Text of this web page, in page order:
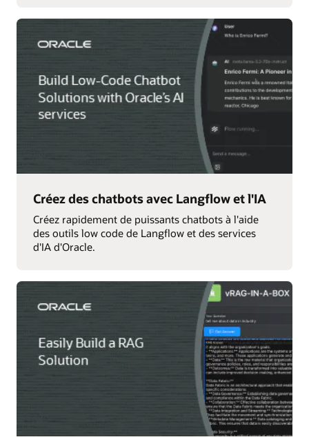
Créez des chatbots avec Langflow et l'IA
Créez rapidement de puissants chatbots à l'aide
des outils low code de Langflow et des services
d'IA d'Oracle.